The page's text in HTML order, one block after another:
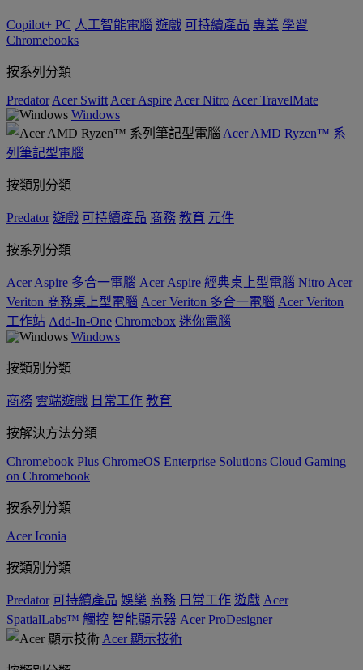
Copilot+ PC 人工智能電腦 遊戲 可持續產品 專業 學習
Chromebooks
按系列分類
Predator Acer Swift Acer Aspire Acer Nitro Acer TravelMate
Windows
Acer AMD Ryzen™ 系
列筆記型電腦
按類別分類
Predator 遊戲 可持續產品 商務 教育 元件
按系列分類
Acer Aspire 多合一電腦 Acer Aspire 經典桌上型電腦 Nitro Acer
Veriton 商務桌上型電腦 Acer Veriton 多合一電腦 Acer Veriton
工作站 Add-In-One Chromebox 迷你電腦
Windows
按類別分類
商務 雲端遊戲 日常工作 教育
按解決方法分類
Chromebook Plus ChromeOS Enterprise Solutions Cloud Gaming
on Chromebook
按系列分類
Acer Iconia
按類別分類
Predator 可持續產品 娛樂 商務 日常工作 遊戲 Acer
SpatialLabs™ 觸控 智能顯示器 Acer ProDesigner
Acer 顯示技術